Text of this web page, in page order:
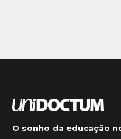
O sonho da educação